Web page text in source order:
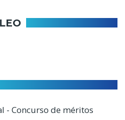
- Concurso de méritos